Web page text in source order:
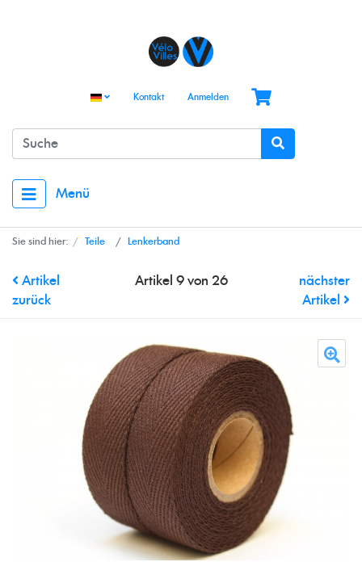
Kontakt Anmelden
Menü
Sie sind hier: Teile Lenkerband
Artikel
zurück
Artikel 9 von 26
nächster
Artikel